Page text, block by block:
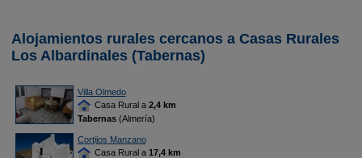
Alojamientos rurales cercanos a Casas Rurales
Los Albardinales (Tabernas)
Villa Olmedo
Casa Rural a 2,4 km
Tabernas(Almería)
Cortijos Manzano
Casa Rural a 17,4 km